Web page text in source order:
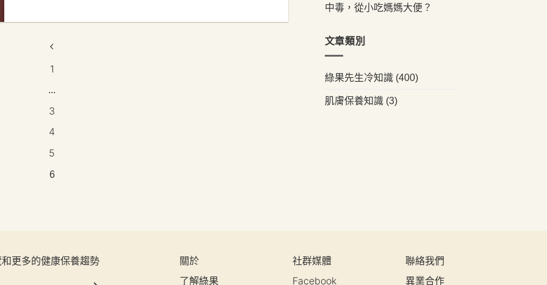
1
...
3
4
5
6
中毒，從小吃媽媽大便？
文章類別
綠果先生冷知識(400)
肌膚保養知識(3)
更多的健康保養趨勢
關於
了解綠果
社群媒體
Facebook
聯絡我們
異業合作